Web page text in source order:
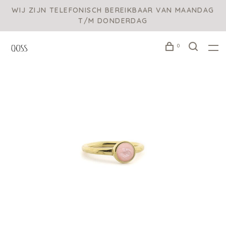
WIJ ZIJN TELEFONISCH BEREIKBAAR VAN MAANDAG
T/M DONDERDAG
0